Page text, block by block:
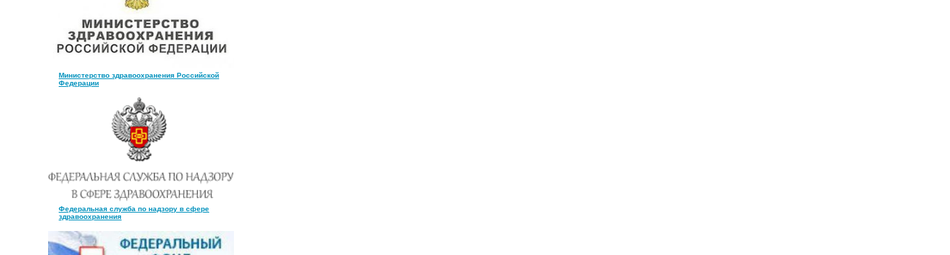
Министерство здравоохранения Российской
Федерации
Федеральная служба по надзору в сфере
здравоохранения